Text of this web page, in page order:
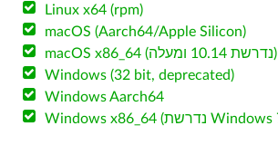
Linux x64 (rpm)
macOS (Aarch64/Apple Silicon)
macOS x86_64 (נדרשת 10.14 ומעלה)
Windows (32 bit, deprecated)
Windows Aarch64